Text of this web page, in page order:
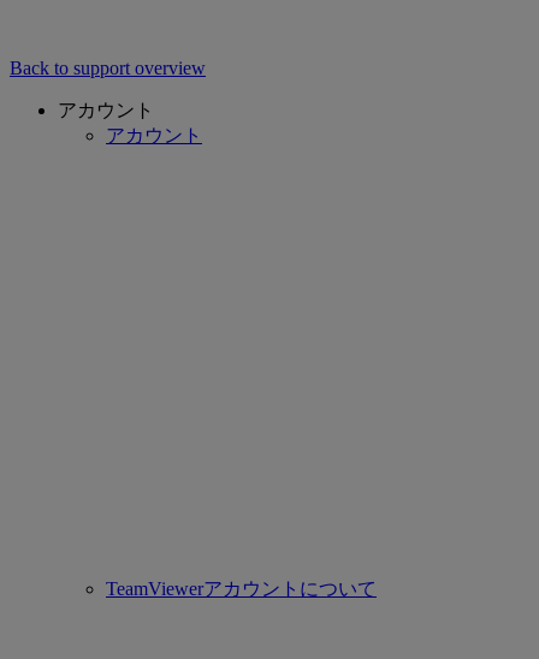
Back to support overview
アカウント
アカウント
TeamViewerアカウントについて